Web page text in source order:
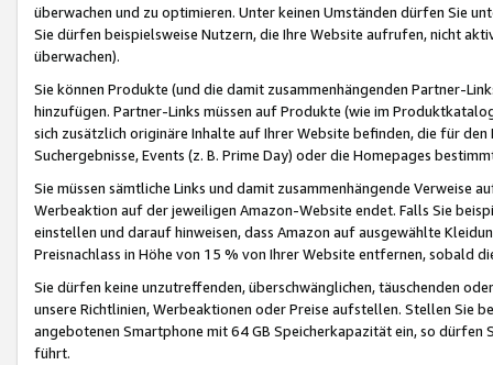
überwachen und zu optimieren. Unter keinen Umständen dürfen Sie
Sie dürfen beispielsweise Nutzern, die Ihre Website aufrufen, nicht
überwachen).
Sie können Produkte (und die damit zusammenhängenden Partner-
hinzufügen. Partner-Links müssen auf Produkte (wie im
sich zusätzlich originäre Inhalte auf Ihrer Website befinden, die für
Suchergebnisse, Events (z. B. Prime Day) oder die Homepages
Sie müssen sämtliche Links und damit zusammenhängende
Werbeaktion auf der jeweiligen Amazon-Website endet. Falls Sie
einstellen und darauf hinweisen, dass Amazon auf ausgewählte
Preisnachlass in Höhe von 15 % von Ihrer Website entfernen, sobald
Sie dürfen keine unzutreffenden, überschwänglichen, täuschenden
unsere Richtlinien, Werbeaktionen oder Preise aufstellen. Stellen Sie
angebotenen Smartphone mit 64 GB Speicherkapazität ein, so dürfen
führt.